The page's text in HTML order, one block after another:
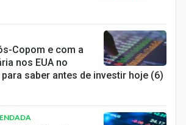
Copom e com a
nos EUA no
saber antes de investir hoje (6)